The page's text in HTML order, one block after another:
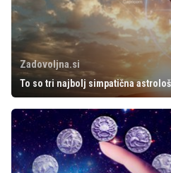
Zadovoljna.si
To so tri najbolj simpatična